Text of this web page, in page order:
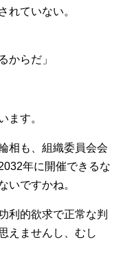
れていない。
からだ」
ます。
相も、組織委員会会
年に開催できるな
いですかね。
利的欲求で正常な判
えませんし、むし